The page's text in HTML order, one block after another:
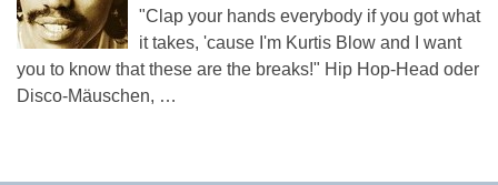
"Clap your hands everybody if you got what
it takes, 'cause I'm Kurtis Blow and I want
you to know that these are the breaks!" Hip Hop-Head oder
Disco-Mäuschen, …